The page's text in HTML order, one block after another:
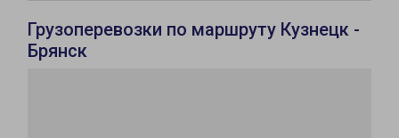
Грузоперевозки по маршруту Кузнецк -
Брянск